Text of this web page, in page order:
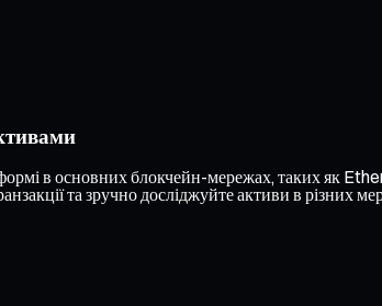
в основних блокчейн-мережах, таких як
та зручно досліджуйте активи в різних